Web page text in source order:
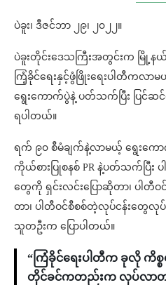
ပဲခူး၊ ဒီဇင်ဘာ ၂၉၊ ၂၀၂၂။
ပဲခူးတိုင်းဒေသကြီးအတွင်းက မြို့နယ်
ကြံ့ခိုင်ရေးနှင့်ဖွံဖြိုးရေးပါတီကလ
ရွေးကောက်ပွဲနဲ့ ပတ်သက်ပြီး ပြ
ရပါတယ်။
ရက် ၉၀ စီမံချက်နဲ့လာမယ့် ရွေးကေ
ကိုယ်စားပြုစနစ် PR နဲ့ပတ်သက်ပြီ
တွေကို ရှင်းလင်းပြောဆိုတာ၊ ပါတီ
တာ၊ ပါတီဝင်စီစစ်တဲ့လုပ်ငန်းတွေလု
သူတဦးက ပြောပါတယ်။
“ကြံခိုင်ရေးပါတီက ခုလို ကိ
တိုင်ခင်ကတည်းက လုပ်လာတ